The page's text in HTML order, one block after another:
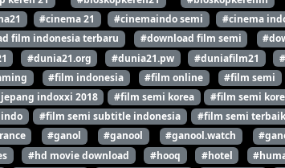
#cinema 21 #cinemaindo semi #cinema
film indonesia terbaru #download film semi
#dunia21.org #dunia21.pw #duniafilm21
#film indonesia #film online #film semi
indoxxi 2018 #film semi korea
#film semi
#film semi subtitle indonesia #film semi terbaik
#ganol #ganool #ganool.watch
#hd movie download #hooq #hotel